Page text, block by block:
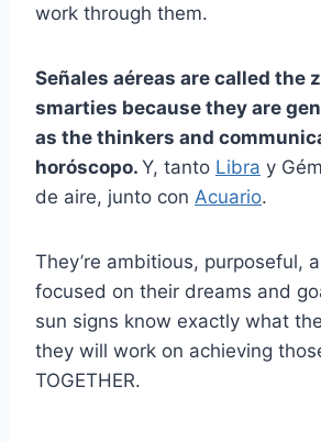
work through them.
Señales aéreas are called the
smarties because they are
as the thinkers and
horóscopo. Y, tanto Libra y
de aire, junto con Acuario.
They’re ambitious, purposeful,
focused on their dreams and
sun signs know exactly what
they will work on achieving
TOGETHER.